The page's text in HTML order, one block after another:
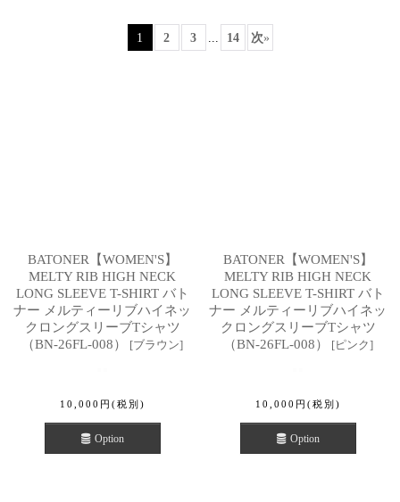
1 2 3 14 次»
BATONER【WOMEN'S】
MELTY RIB HIGH NECK
LONG SLEEVE T-SHIRT バト
ナー メルティーリブハイネッ
クロングスリーブTシャツ
（BN-26FL-008）
[ブラウン]
10,000 円 (税別)
Option
BATONER【WOMEN'S】
MELTY RIB HIGH NECK
LONG SLEEVE T-SHIRT バト
ナー メルティーリブハイネッ
クロングスリーブTシャツ
（BN-26FL-008）
[ピンク]
10,000 円 (税別)
Option